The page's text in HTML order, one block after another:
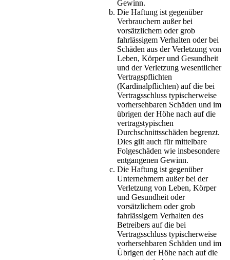
Gewinn.
Die Haftung ist gegenüber
Verbrauchern außer bei
vorsätzlichem oder grob
fahrlässigem Verhalten oder bei
Schäden aus der Verletzung von
Leben, Körper und Gesundheit
und der Verletzung wesentlicher
Vertragspflichten
(Kardinalpflichten) auf die bei
Vertragsschluss typischerweise
vorhersehbaren Schäden und im
übrigen der Höhe nach auf die
vertragstypischen
Durchschnittsschäden begrenzt.
Dies gilt auch für mittelbare
Folgeschäden wie insbesondere
entgangenen Gewinn.
Die Haftung ist gegenüber
Unternehmern außer bei der
Verletzung von Leben, Körper
und Gesundheit oder
vorsätzlichem oder grob
fahrlässigem Verhalten des
Betreibers auf die bei
Vertragsschluss typischerweise
vorhersehbaren Schäden und im
Übrigen der Höhe nach auf die